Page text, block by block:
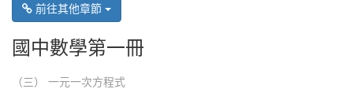
前往其他章節
國中數學第一冊
（三） 一元一次方程式